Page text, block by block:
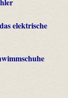
elektrische